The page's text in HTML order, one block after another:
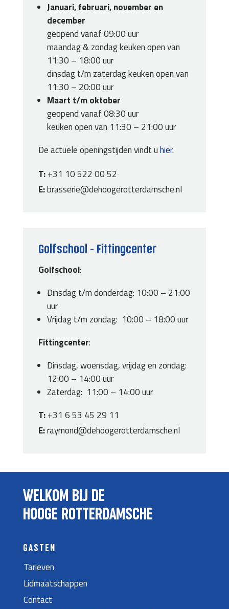
Januari, februari, november en
december
geopend vanaf 09:00 uur
maandag & zondag keuken open van
11:30 – 18:00 uur
dinsdag t/m zaterdag keuken open van
11:30 – 20:00 uur
Maart t/m oktober
geopend vanaf 08:30 uur
keuken open van 11:30 – 21:00 uur
De actuele openingstijden vindt uhier.
T:+31 10 522 00 52
E:brasserie@dehoogerotterdamsche.nl
Golfschool – Fittingcenter
Golfschool:
Dinsdag t/m donderdag: 10:00 – 21:00
uur
Vrijdag t/m zondag: 10:00 – 18:00 uur
Fittingcenter:
Dinsdag, woensdag, vrijdag en zondag:
12:00 – 14:00 uur
Zaterdag: 11:00 – 14:00 uur
T:+31 6 53 45 29 11
E:raymond@dehoogerotterdamsche.nl
WELKOM BIJ DE
HOOGE ROTTERDAMSCHE
GASTEN
Tarieven
Lidmaatschappen
Contact